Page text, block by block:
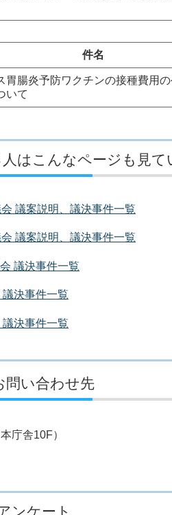
件名
胃腸炎予防ワクチンの接種費用
いて
はこんなページも見て
議案説明、議決事件一覧
議案説明、議決事件一覧
議決事件一覧
決事件一覧
決事件一覧
問い合わせ先
庁舎10F）
ンケート